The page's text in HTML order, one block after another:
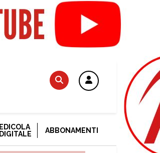
EDICOLA
DIGITALE
ABBONAMENTI